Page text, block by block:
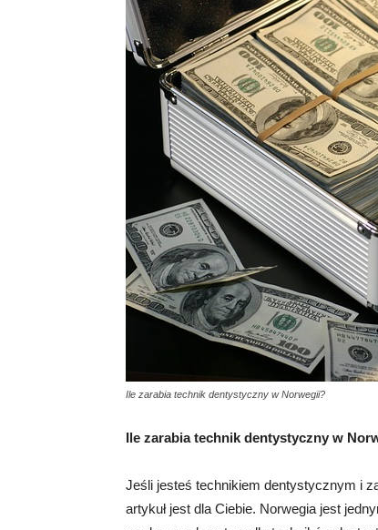
Ile zarabia technik dentystyczny w Norwegii?
Ile zarabia technik dentystyczny w
Jeśli jesteś technikiem dentystycznym i
artykuł jest dla Ciebie. Norwegia jest